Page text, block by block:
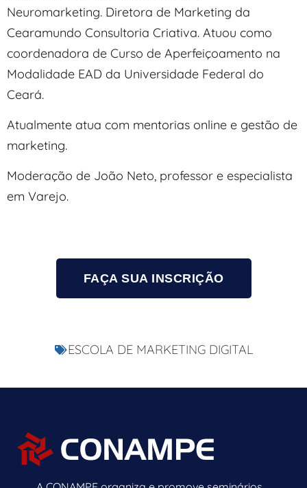
Neuromarketing. Diretora de Marketing da
Cearamundo Consultoria Criativa. Atuou como
coordenadora de Curso de Aperfeiçoamento na
Modalidade EAD da Universidade Federal do
Ceará.
Atualmente atua com mentorias online e gestão de
marketing.
Moderação de João Neto, professor e especialista
em Varejo.
FAÇA SUA INSCRIÇÃO
ESCOLA DE MARKETING DIGITAL